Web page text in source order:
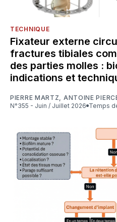
TECHNIQUE
Fixateur externe
fractures tibiales
des parties molles :
indications et
PIERRE MARTZ
ANTOINE
N°355 - Juin / Juillet 2026
Temps